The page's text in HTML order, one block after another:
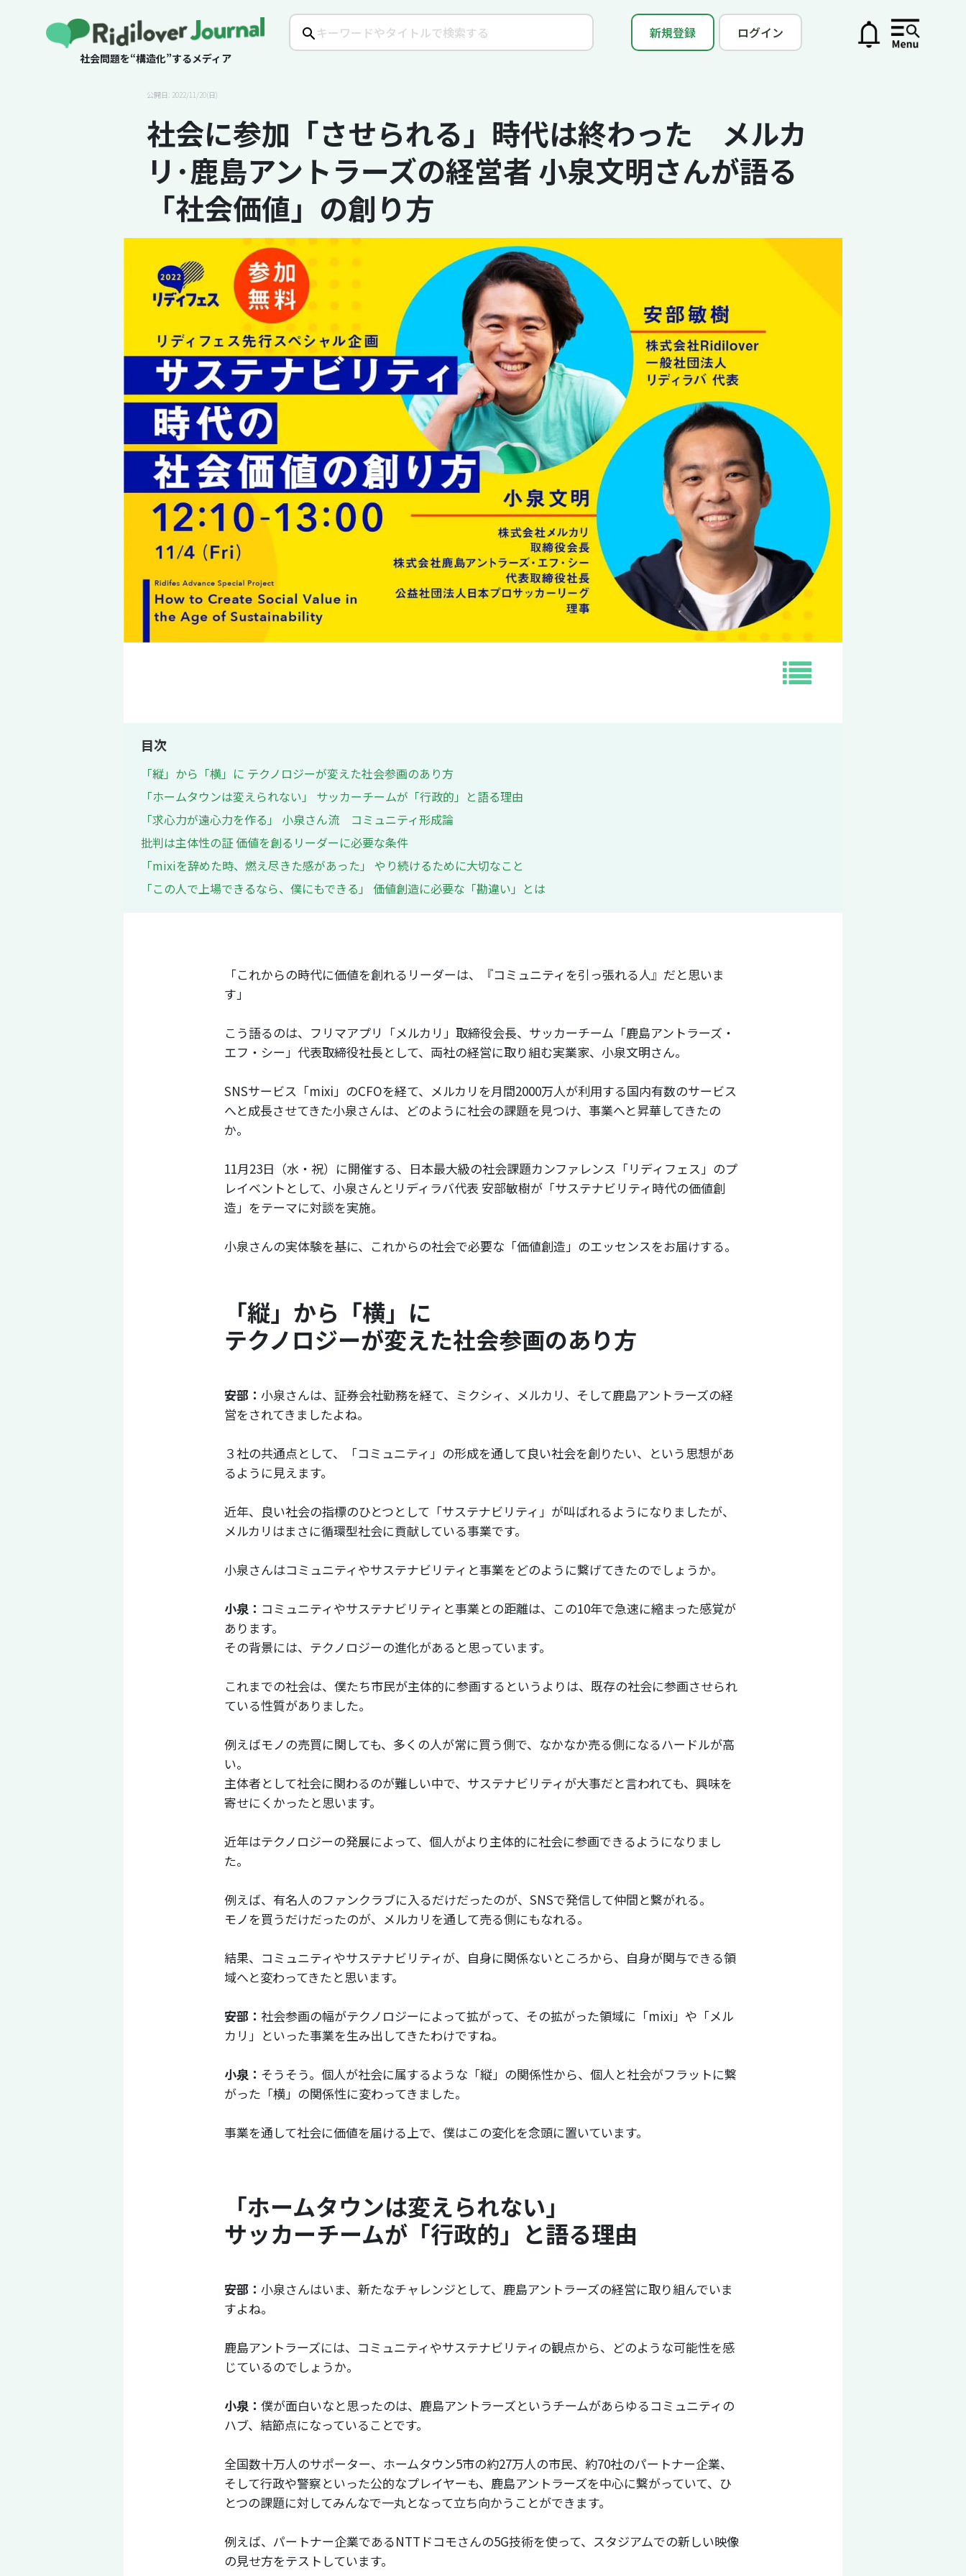
社会問題を“構造化”するメディア
新規登録 ログイン
公開日: 2022/11/20(日)
社会に参加「させられる」時代は終わった メルカ
リ･鹿島アントラーズの経営者 小泉文明さんが語る
「社会価値」の創り方
目次
「縦」から「横」に テクノロジーが変えた社会参画のあり方
「ホームタウンは変えられない」 サッカーチームが「行政的」と語る理由
「求心力が遠心力を作る」 小泉さん流 コミュニティ形成論
批判は主体性の証 価値を創るリーダーに必要な条件
「mixiを辞めた時、燃え尽きた感があった」 やり続けるために大切なこと
「この人で上場できるなら、僕にもできる」 価値創造に必要な「勘違い」とは
「これからの時代に価値を創れるリーダーは、『コミュニティを引っ張れる人』だと思いま
す」
こう語るのは、フリマアプリ「メルカリ」取締役会長、サッカーチーム「鹿島アントラーズ・
エフ・シー」代表取締役社長として、両社の経営に取り組む実業家、小泉文明さん。
SNSサービス「mixi」のCFOを経て、メルカリを月間2000万人が利用する国内有数のサービス
へと成長させてきた小泉さんは、どのように社会の課題を見つけ、事業へと昇華してきたの
か。
11月23日（水・祝）に開催する、日本最大級の社会課題カンファレンス「リディフェス」のプ
レイベントとして、小泉さんとリディラバ代表 安部敏樹が「サステナビリティ時代の価値創
造」をテーマに対談を実施。
小泉さんの実体験を基に、これからの社会で必要な「価値創造」のエッセンスをお届けする。
「縦」から「横」に
テクノロジーが変えた社会参画のあり方
安部： 小泉さんは、証券会社勤務を経て、ミクシィ、メルカリ、そして鹿島アントラーズの経
営をされてきましたよね。
３社の共通点として、「コミュニティ」の形成を通して良い社会を創りたい、という思想があ
るように見えます。
近年、良い社会の指標のひとつとして「サステナビリティ」が叫ばれるようになりましたが、
メルカリはまさに循環型社会に貢献している事業です。
小泉さんはコミュニティやサステナビリティと事業をどのように繋げてきたのでしょうか。
小泉： コミュニティやサステナビリティと事業との距離は、この10年で急速に縮まった感覚が
あります。
その背景には、テクノロジーの進化があると思っています。
これまでの社会は、僕たち市民が主体的に参画するというよりは、既存の社会に参画させられ
ている性質がありました。
例えばモノの売買に関しても、多くの人が常に買う側で、なかなか売る側になるハードルが高
い。
主体者として社会に関わるのが難しい中で、サステナビリティが大事だと言われても、興味を
寄せにくかったと思います。
近年はテクノロジーの発展によって、個人がより主体的に社会に参画できるようになりまし
た。
例えば、有名人のファンクラブに入るだけだったのが、SNSで発信して仲間と繋がれる。
モノを買うだけだったのが、メルカリを通して売る側にもなれる。
結果、コミュニティやサステナビリティが、自身に関係ないところから、自身が関与できる領
域へと変わってきたと思います。
安部： 社会参画の幅がテクノロジーによって拡がって、その拡がった領域に「mixi」や「メル
カリ」といった事業を生み出してきたわけですね。
小泉： そうそう。個人が社会に属するような「縦」の関係性から、個人と社会がフラットに繋
がった「横」の関係性に変わってきました。
事業を通して社会に価値を届ける上で、僕はこの変化を念頭に置いています。
「ホームタウンは変えられない」
サッカーチームが「行政的」と語る理由
安部： 小泉さんはいま、新たなチャレンジとして、鹿島アントラーズの経営に取り組んでいま
すよね。
鹿島アントラーズには、コミュニティやサステナビリティの観点から、どのような可能性を感
じているのでしょうか。
小泉： 僕が面白いなと思ったのは、鹿島アントラーズというチームがあらゆるコミュニティの
ハブ、結節点になっていることです。
全国数十万人のサポーター、ホームタウン5市の約27万人の市民、約70社のパートナー企業、
そして行政や警察といった公的なプレイヤーも、鹿島アントラーズを中心に繋がっていて、ひ
とつの課題に対してみんなで一丸となって立ち向かうことができます。
例えば、パートナー企業であるNTTドコモさんの5G技術を使って、スタジアムでの新しい映像
の見せ方をテストしています。